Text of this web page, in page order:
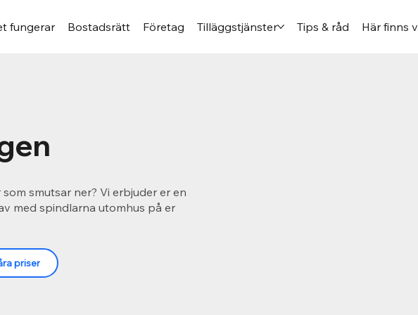
fungerar Bostadsrätt Företag Tilläggstjänster Tips & råd Här finns
smutsar ner? Vi erbjuder er en
med spindlarna utomhus på er
priser